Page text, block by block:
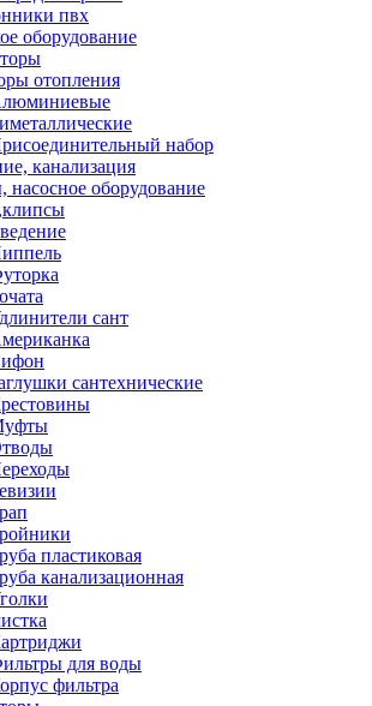
пвх
оборудование
отопления
набор
канализация
насосное оборудование
сант
сантехнические
пластиковая
канализационная
для воды
фильтра